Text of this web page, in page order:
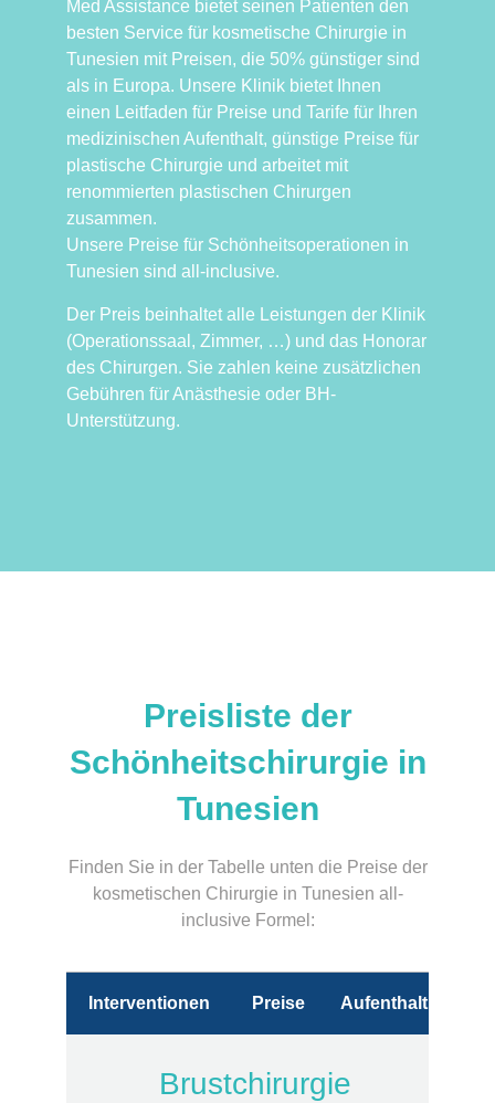
Med Assistance bietet seinen Patienten den
besten Service für kosmetische Chirurgie in
Tunesien mit Preisen, die 50% günstiger sind
als in Europa. Unsere Klinik bietet Ihnen
einen Leitfaden für Preise und Tarife für Ihren
medizinischen Aufenthalt, günstige Preise für
plastische Chirurgie und arbeitet mit
renommierten plastischen Chirurgen
zusammen.
Unsere Preise für Schönheitsoperationen in
Tunesien sind all-inclusive.
Der Preis beinhaltet alle Leistungen der Klinik
(Operationssaal, Zimmer, …) und das Honorar
des Chirurgen. Sie zahlen keine zusätzlichen
Gebühren für Anästhesie oder BH-
Unterstützung.
Preisliste der
Schönheitschirurgie in
Tunesien
Finden Sie in der Tabelle unten die Preise der
kosmetischen Chirurgie in Tunesien all-
inclusive Formel:
Interventionen Preise Aufenthalt
Brustchirurgie